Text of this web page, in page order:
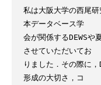
私は大阪大学の西尾
本データベース学
会が関係するDEWSや
させていただいてお
りました．その際に
形成の大切さ，コ